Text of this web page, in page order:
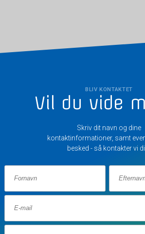
BLIV KONTAKTET
Vil du vide
Skriv dit navn og dine
kontaktinformationer, samt
besked - så kontakter vi